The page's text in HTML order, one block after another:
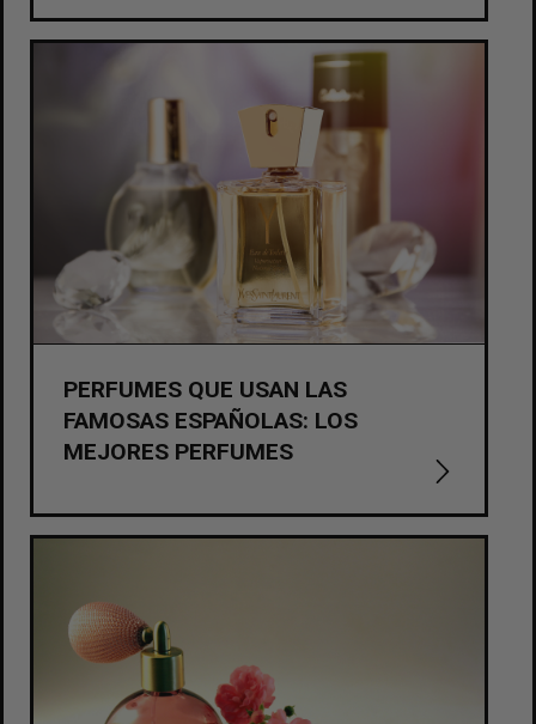
PERFUMES QUE USAN LAS
FAMOSAS ESPAÑOLAS: LOS
MEJORES PERFUMES